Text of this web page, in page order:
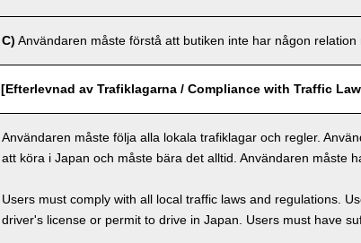
C) Användaren måste förstå att butiken inte har någon
[Efterlevnad av Trafiklagarna / Compliance with Traffic
Användaren måste följa alla lokala trafiklagar och regler.
att köra i Japan och måste bära det alltid. Användaren måste
Users must comply with all local traffic laws and regulations.
driver's license or permit to drive in Japan. Users must have